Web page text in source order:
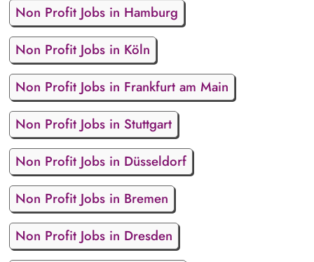
Non Profit Jobs in Hamburg
Non Profit Jobs in Köln
Non Profit Jobs in Frankfurt am Main
Non Profit Jobs in Stuttgart
Non Profit Jobs in Düsseldorf
Non Profit Jobs in Bremen
Non Profit Jobs in Dresden